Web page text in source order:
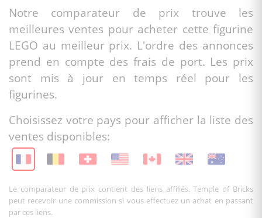
Notre comparateur de prix trouve les
meilleures ventes pour acheter cette figurine
LEGO au meilleur prix. L'ordre des annonces
prend en compte des frais de port. Les prix
sont mis à jour en temps réel pour les
figurines.
Choisissez votre pays pour afficher la liste des
ventes disponibles:
Le comparateur de prix contient des liens affiliés. Temple of Bricks
peut recevoir une commission si vous effectuez un achat en passant
par ces liens.